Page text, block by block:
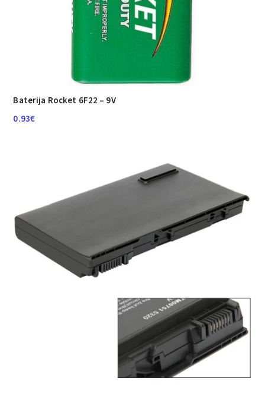
Baterija Rocket 6F22 – 9V
0.93€